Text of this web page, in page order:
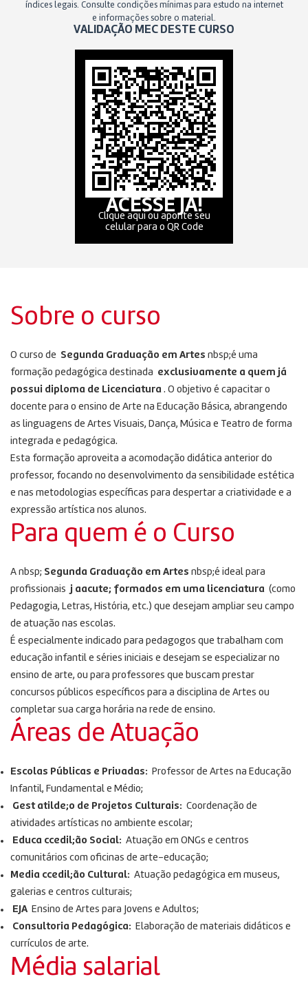
Sobre o curso
O curso de Segunda Graduação em Artes nbsp;é uma
formação pedagógica destinada exclusivamente a quem já
possui diploma de Licenciatura . O objetivo é capacitar o
docente para o ensino de Arte na Educação Básica, abrangendo
as linguagens de Artes Visuais, Dança, Música e Teatro de forma
integrada e pedagógica.
Esta formação aproveita a acomodação didática anterior do
professor, focando no desenvolvimento da sensibilidade estética
e nas metodologias específicas para despertar a criatividade e a
expressão artística nos alunos.
Para quem é o Curso
A nbsp; Segunda Graduação em Artes nbsp;é ideal para
profissionais j aacute; formados em uma licenciatura (como
Pedagogia, Letras, História, etc.) que desejam ampliar seu campo
de atuação nas escolas.
É especialmente indicado para pedagogos que trabalham com
educação infantil e séries iniciais e desejam se especializar no
ensino de arte, ou para professores que buscam prestar
concursos públicos específicos para a disciplina de Artes ou
completar sua carga horária na rede de ensino.
Áreas de Atuação
Escolas Públicas e Privadas: Professor de Artes na Educação
Infantil, Fundamental e Médio;
Gest atilde;o de Projetos Culturais: Coordenação de
atividades artísticas no ambiente escolar;
Educa ccedil;ão Social: Atuação em ONGs e centros
comunitários com oficinas de arte-educação;
Media ccedil;ão Cultural: Atuação pedagógica em museus,
galerias e centros culturais;
EJA Ensino de Artes para Jovens e Adultos;
Consultoria Pedagógica: Elaboração de materiais didáticos e
currículos de arte.
Média salarial
índices legais. Consulte condições mínimas para estudo na internet
e informações sobre o material.
VALIDAÇÃO MEC DESTE CURSO
ACESSE JÁ!
Clique aqui ou aponte seu
celular para o QR Code